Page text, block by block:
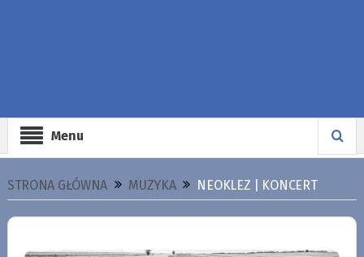
Menu
STRONA GŁÓWNA MUZYKA NEOKLEZ | KONCERT